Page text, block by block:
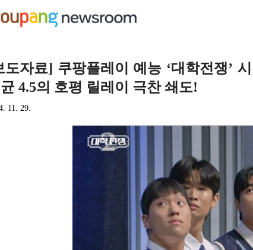
도자료] 쿠팡플레이 예능 ‘대학전쟁’
4.5의 호평 릴레이 극찬 쇄도!
11. 29.